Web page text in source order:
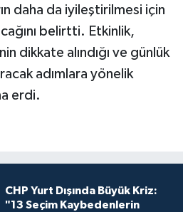
daha da iyileştirilmesi için
belirtti. Etkinlik,
dikkate alındığı ve günlük
adımlara yönelik
erdi.
CHP Yurt Dışında Büyük Kriz:
"13 Seçim Kaybedenlerin